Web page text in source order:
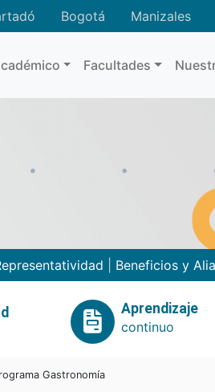
Bogotá Manizales
Facultades
Beneficios y
Aprendizaje
continuo
Gastronomía